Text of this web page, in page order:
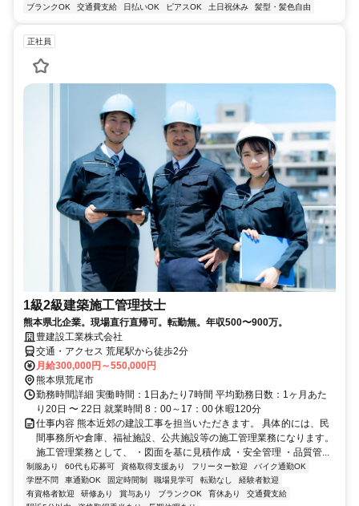
ブランクOK
交通費支給 日払いOK ピアスOK 土日祝休み 髪型・髪色自由
正社員
1級2級建築施工管理技士
熊本県北企業。現場直行直帰可。転勤無。年収500〜900万。
豊建設工業株式会社
交通・アクセス 荒尾駅から徒歩2分
月給300,000円～550,000円
熊本県荒尾市
勤務時間詳細 実働時間：1日あたり7時間 平均勤務日数：1ヶ月あた
り20日 〜 22日 就業時間 8：00～17：00 休暇120分
仕事内容 熊本近郊の建設工事を担当いただきます。 具体的には、民
間事務所や倉庫、福祉施設、公共施設等の施工管理業務になります。
施工管理業務として、 ・図面を基に見積作成 ・安全管理 ・品質管...
制服あり 60代も応募可 資格取得支援あり フリーター歓迎
バイク通勤OK
学歴不問
車通勤OK 固定時間制 職場見学可 転勤なし
経験者歓迎
有資格者歓迎
研修あり 賞与あり ブランクOK 育休あり
交通費支給